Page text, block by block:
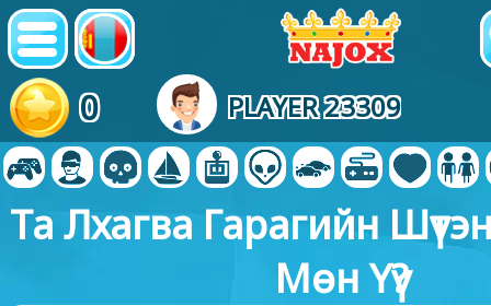
0 PLAYER 23309
Та Лхагва Гарагийн
Мөн Үү?